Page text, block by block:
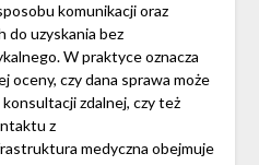
komunikacji oraz
do uzyskania bez
W praktyce oznacza
oceny, czy dana sprawa może
zdalnej, czy też
z
medyczna obejmuje